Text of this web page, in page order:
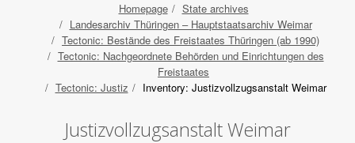
Homepage
State archives
Landesarchiv Thüringen – Hauptstaatsarchiv Weimar
Tectonic: Bestände des Freistaates Thüringen (ab 1990)
Tectonic: Nachgeordnete Behörden und Einrichtungen des
Freistaates
Tectonic: Justiz
Inventory: Justizvollzugsanstalt Weimar
Justizvollzugsanstalt Weimar